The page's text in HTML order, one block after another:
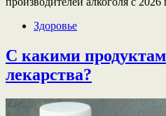
Здоровье
С какими
лекарства?